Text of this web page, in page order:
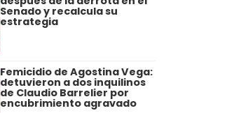
Senado y recalcula su
estrategia
Femicidio de Agostina Vega:
detuvieron a dos inquilinos
de Claudio Barrelier por
encubrimiento agravado